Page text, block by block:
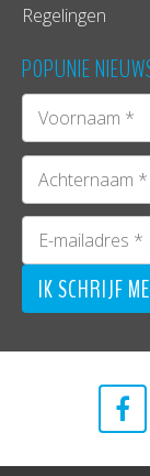
Regelingen
POPUNIE